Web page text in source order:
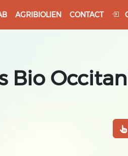
AGRIBIOLIEN CONTACT
Bio